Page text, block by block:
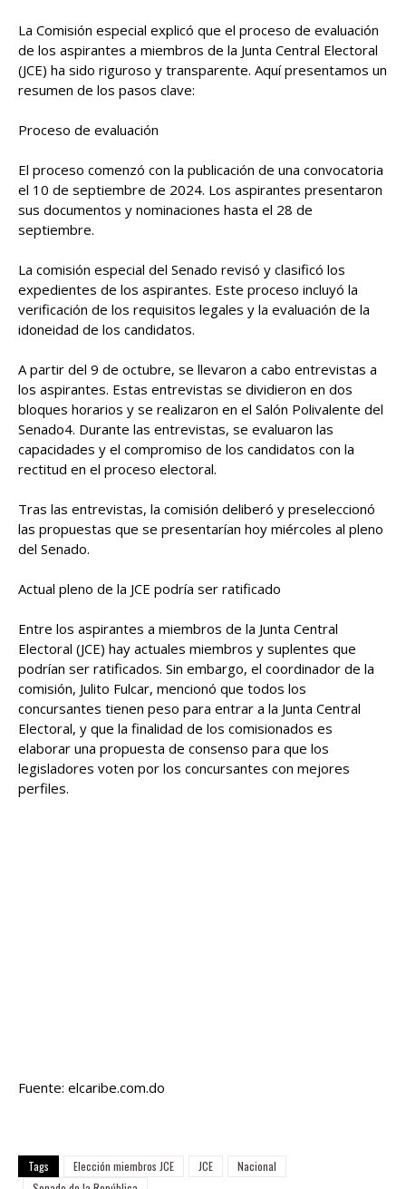
La Comisión especial explicó que el proceso de evaluación
de los aspirantes a miembros de la Junta Central Electoral
(JCE) ha sido riguroso y transparente. Aquí presentamos un
resumen de los pasos clave:
Proceso de evaluación
El proceso comenzó con la publicación de una convocatoria
el 10 de septiembre de 2024. Los aspirantes presentaron
sus documentos y nominaciones hasta el 28 de
septiembre.
La comisión especial del Senado revisó y clasificó los
expedientes de los aspirantes. Este proceso incluyó la
verificación de los requisitos legales y la evaluación de la
idoneidad de los candidatos.
A partir del 9 de octubre, se llevaron a cabo entrevistas a
los aspirantes. Estas entrevistas se dividieron en dos
bloques horarios y se realizaron en el Salón Polivalente del
Senado4. Durante las entrevistas, se evaluaron las
capacidades y el compromiso de los candidatos con la
rectitud en el proceso electoral.
Tras las entrevistas, la comisión deliberó y preseleccionó
las propuestas que se presentarían hoy miércoles al pleno
del Senado.
Actual pleno de la JCE podría ser ratificado
Entre los aspirantes a miembros de la Junta Central
Electoral (JCE) hay actuales miembros y suplentes que
podrían ser ratificados. Sin embargo, el coordinador de la
comisión, Julito Fulcar, mencionó que todos los
concursantes tienen peso para entrar a la Junta Central
Electoral, y que la finalidad de los comisionados es
elaborar una propuesta de consenso para que los
legisladores voten por los concursantes con mejores
perfiles.
Fuente: elcaribe.com.do
Tags Elección miembros JCE JCE
Nacional